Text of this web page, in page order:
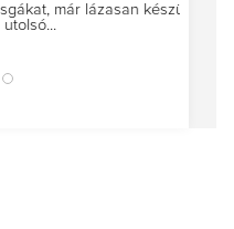
már lázasan készülünk